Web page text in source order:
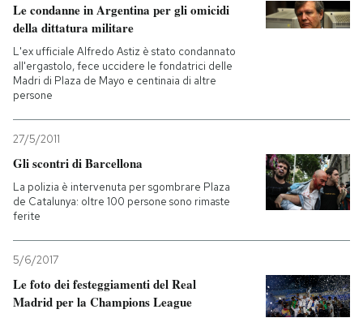
Le condanne in Argentina per gli omicidi
della dittatura militare
L'ex ufficiale Alfredo Astiz è stato condannato
all'ergastolo, fece uccidere le fondatrici delle
Madri di Plaza de Mayo e centinaia di altre
persone
27/5/2011
Gli scontri di Barcellona
La polizia è intervenuta per sgombrare Plaza
de Catalunya: oltre 100 persone sono rimaste
ferite
5/6/2017
Le foto dei festeggiamenti del Real
Madrid per la Champions League